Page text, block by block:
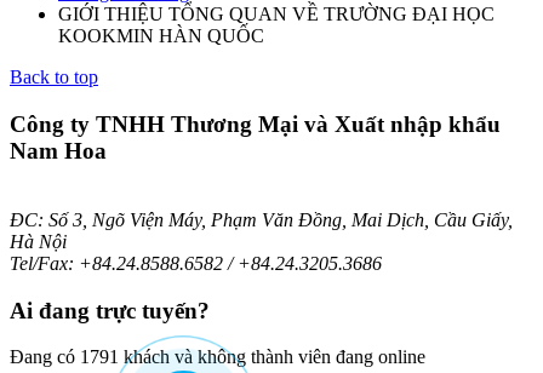
GIỚI THIỆU TỔNG QUAN VỀ TRƯỜNG ĐẠI HỌC
KOOKMIN HÀN QUỐC
Back to top
Công ty TNHH Thương Mại và Xuất nhập khẩu
Nam Hoa
ĐC: Số 3, Ngõ Viện Máy, Phạm Văn Đồng, Mai Dịch, Cầu Giấy,
Hà Nội
Tel/Fax: +84.24.8588.6582 / +84.24.3205.3686
Ai đang trực tuyến?
Đang có 1791 khách và không thành viên đang online